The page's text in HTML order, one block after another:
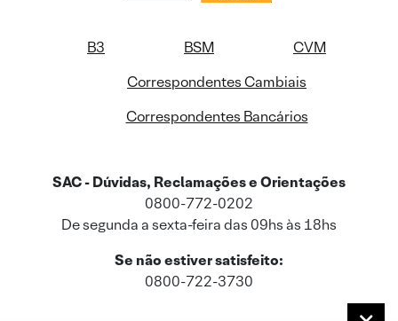
B3 BSM
CVM
Correspondentes Cambiais
Correspondentes Bancários
SAC - Dúvidas, Reclamações e Orientações
0800-772-0202
De segunda a sexta-feira das 09hs às 18hs
Se não estiver satisfeito:
0800-722-3730